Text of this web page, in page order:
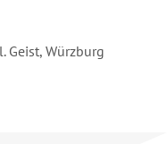
Geist, Würzburg